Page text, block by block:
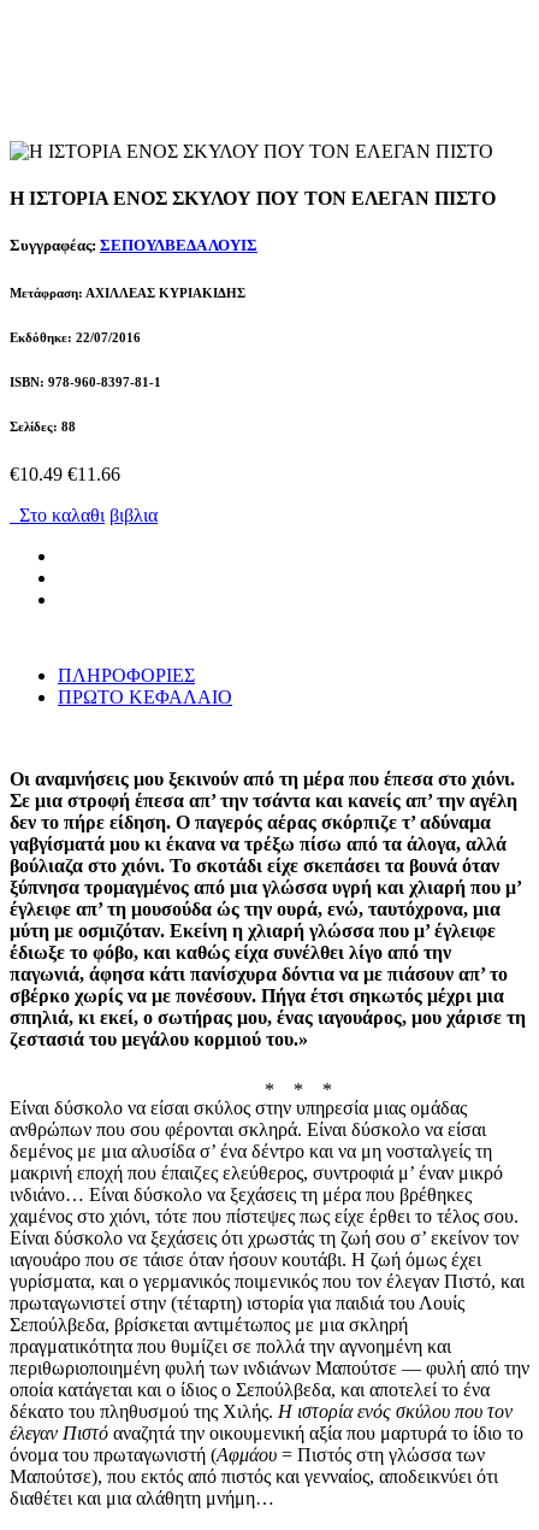
Η ΙΣΤΟΡΙΑ ΕΝΟΣ ΣΚΥΛΟΥ ΠΟΥ ΤΟΝ ΕΛΕΓΑΝ ΠΙΣΤΟ
Συγγραφέας: ΣΕΠΟΥΛΒΕΔΑ ΛΟΥΙΣ
Μετάφραση: ΑΧΙΛΛΕΑΣ ΚΥΡΙΑΚΙΔΗΣ
Εκδόθηκε: 22/07/2016
ISBN: 978-960-8397-81-1
Σελίδες: 88
€10.49 €11.66
Στο καλαθι βιβλια
ΠΛΗΡΟΦΟΡΙΕΣ
ΠΡΩΤΟ ΚΕΦΑΛΑΙΟ
Οι αναμνήσεις μου ξεκινούν από τη μέρα που έπεσα στο χιόνι.
Σε μια στροφή έπεσα απ’ την τσάντα και κανείς απ’ την αγέλη
δεν το πήρε είδηση. Ο παγερός αέρας σκόρπιζε τ’ αδύναμα
γαβγίσματά μου κι έκανα να τρέξω πίσω από τα άλογα, αλλά
βούλιαζα στο χιόνι. Το σκοτάδι είχε σκεπάσει τα βουνά όταν
ξύπνησα τρομαγμένος από μια γλώσσα υγρή και χλιαρή που μ’
έγλειφε απ’ τη μουσούδα ώς την ουρά, ενώ, ταυτόχρονα, μια
μύτη με οσμιζόταν. Εκείνη η χλιαρή γλώσσα που μ’ έγλειφε
έδιωξε το φόβο, και καθώς είχα συνέλθει λίγο από την
παγωνιά, άφησα κάτι πανίσχυρα δόντια να με πιάσουν απ’ το
σβέρκο χωρίς να με πονέσουν. Πήγα έτσι σηκωτός μέχρι μια
σπηλιά, κι εκεί, ο σωτήρας μου, ένας ιαγουάρος, μου χάρισε τη
ζεστασιά του μεγάλου κορμιού του.»
* * *
Είναι δύσκολο να είσαι σκύλος στην υπηρεσία μιας ομάδας
ανθρώπων που σου φέρονται σκληρά. Είναι δύσκολο να είσαι
δεμένος με μια αλυσίδα σ’ ένα δέντρο και να μη νοσταλγείς τη
μακρινή εποχή που έπαιζες ελεύθερος, συντροφιά μ’ έναν μικρό
ινδιάνο… Είναι δύσκολο να ξεχάσεις τη μέρα που βρέθηκες
χαμένος στο χιόνι, τότε που πίστεψες πως είχε έρθει το τέλος σου.
Είναι δύσκολο να ξεχάσεις ότι χρωστάς τη ζωή σου σ’ εκείνον τον
ιαγουάρο που σε τάισε όταν ήσουν κουτάβι. Η ζωή όμως έχει
γυρίσματα, και ο γερμανικός ποιμενικός που τον έλεγαν Πιστό, και
πρωταγωνιστεί στην (τέταρτη) ιστορία για παιδιά του Λουίς
Σεπούλβεδα, βρίσκεται αντιμέτωπος με μια σκληρή
πραγματικότητα που θυμίζει σε πολλά την αγνοημένη και
περιθωριοποιημένη φυλή των ινδιάνων Μαπούτσε — φυλή από την
οποία κατάγεται και ο ίδιος ο Σεπούλβεδα, και αποτελεί το ένα
δέκατο του πληθυσμού της Χιλής. Η ιστορία ενός σκύλου που τον
έλεγαν Πιστό αναζητά την οικουμενική αξία που μαρτυρά το ίδιο το
όνομα του πρωταγωνιστή (Αφμάου = Πιστός στη γλώσσα των
Μαπούτσε), που εκτός από πιστός και γενναίος, αποδεικνύει ότι
διαθέτει και μια αλάθητη μνήμη…